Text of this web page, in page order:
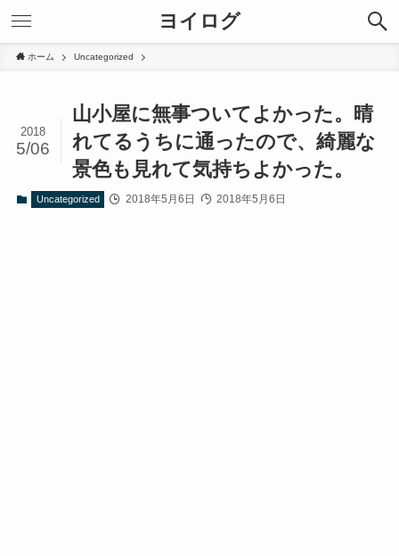
ヨイログ
ホーム Uncategorized
山小屋に無事ついてよかった。晴
れてるうちに通ったので、綺麗な
景色も見れて気持ちよかった。
2018
5/06
Uncategorized 2018年5月6日 2018年5月6日